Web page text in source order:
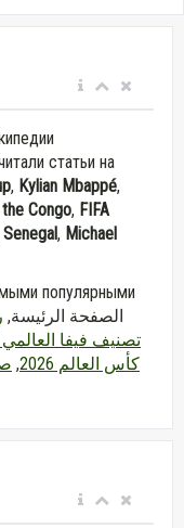
статьи на
, Kylian Mbappé,
Congo, FIFA
Senegal, Michael
популярными
были статьи: الصفحة الرئيسة,
تصنيف فيفا
كأس العالم 2026
,